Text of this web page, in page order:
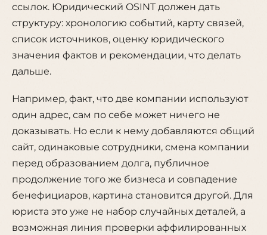
ссылок. Юридический OSINT должен дать
структуру: хронологию событий, карту связей,
список источников, оценку юридического
значения фактов и рекомендации, что делать
дальше.
Например, факт, что две компании используют
один адрес, сам по себе может ничего не
доказывать. Но если к нему добавляются общий
сайт, одинаковые сотрудники, смена компании
перед образованием долга, публичное
продолжение того же бизнеса и совпадение
бенефициаров, картина становится другой. Для
юриста это уже не набор случайных деталей, а
возможная линия проверки аффилированных